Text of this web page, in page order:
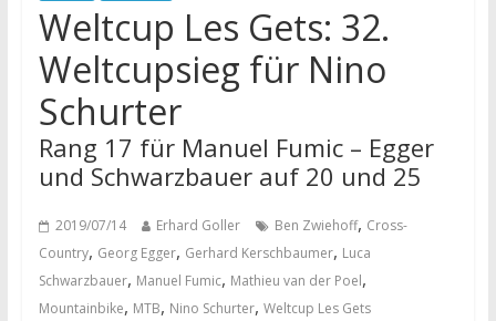
Weltcup Les Gets: 32.
Weltcupsieg für Nino
Schurter
Rang 17 für Manuel Fumic – Egger
und Schwarzbauer auf 20 und 25
2019/07/14 Erhard Goller Ben Zwiehoff, Cross-
Country, Georg Egger, Gerhard Kerschbaumer, Luca
Schwarzbauer, Manuel Fumic, Mathieu van der Poel,
Mountainbike, MTB, Nino Schurter, Weltcup Les Gets